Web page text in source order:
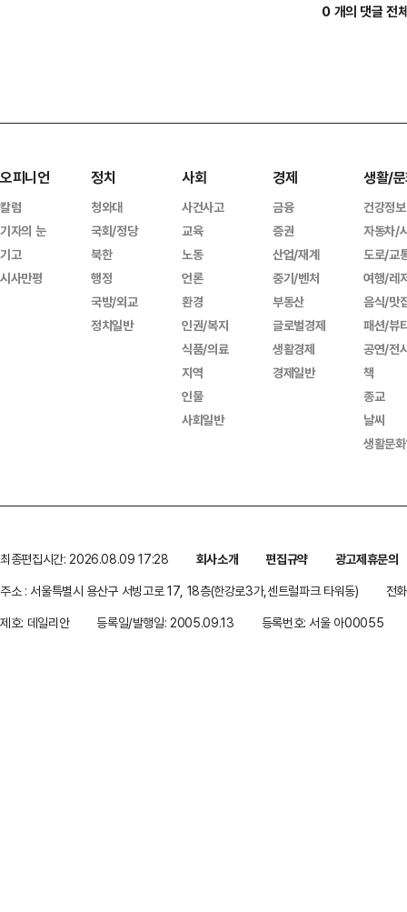
0 개의 댓글 전
오피니언
칼럼
기자의 눈
기고
시사만평
정치
청와대
국회/정당
북한
행정
국방/외교
정치일반
사회
사건사고
교육
노동
언론
환경
인권/복지
식품/의료
지역
인물
사회일반
경제
금융
증권
산업/재계
중기/벤처
부동산
글로벌경제
생활경제
경제일반
생활/
건강정보
자동차/
도로/교
여행/레
음식/맛
패션/뷰
공연/전
책
종교
날씨
생활문
최종편집시간: 2026.08.09 17:28 회사소개 편집규약
광고제휴문의
주소 : 서울특별시 용산구 서빙고로 17, 18층(한강로3가,센트럴파크 타워동)
전
제호: 데일리안
등록일/발행일: 2005.09.13 등록번호: 서울 아00055